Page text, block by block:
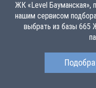
ЖК «Level Бауманская»,
нашим сервисом
выбрать из базы